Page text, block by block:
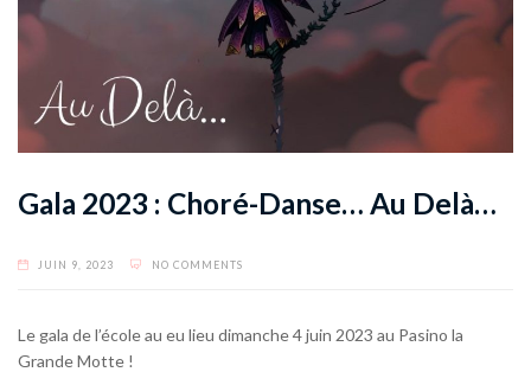
Gala 2023 : Choré-Danse… Au Delà…
JUIN 9, 2023 NO COMMENTS
Le gala de l’école au eu lieu dimanche 4 juin 2023 au Pasino la
Grande Motte !